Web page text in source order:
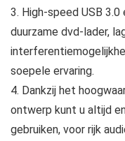
3. High-speed USB
duurzame dvd-lader,
soepele ervaring.
4. Dankzij het
ontwerp kunt u altijd
gebruiken, voor rijk